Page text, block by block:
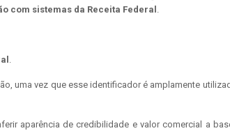
com sistemas da Receita Federal .
.
uma vez que esse identificador é amplamente
aparência de credibilidade e valor comercial a